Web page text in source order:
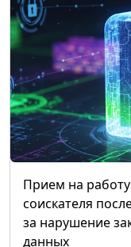
Прием на
соискателя
за нарушение
данных